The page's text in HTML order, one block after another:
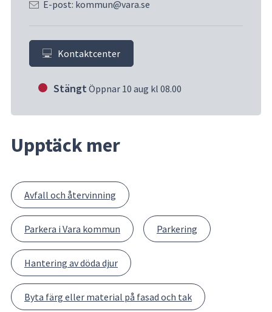
E-post: kommun@vara.se
Kontaktcenter
Stängt Öppnar 10 aug kl 08.00
Upptäck mer
Avfall och återvinning
Parkera i Vara kommun Parkering
Hantering av döda djur
Byta färg eller material på fasad och tak